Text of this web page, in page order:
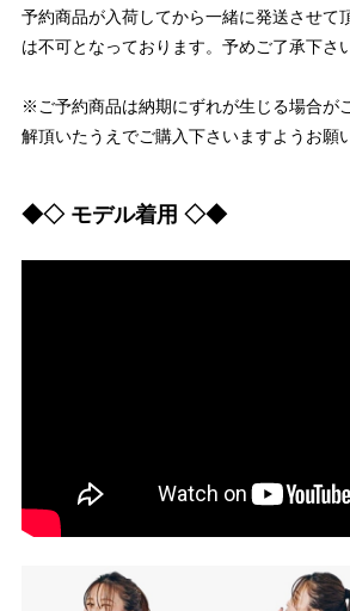
予約商品が入荷してから一緒に発送させて
は不可となっております。予めご了承下さい
※ご予約商品は納期にずれが生じる場合が
解頂いたうえでご購入下さいますようお願
◆◇ モデル着用 ◇◆